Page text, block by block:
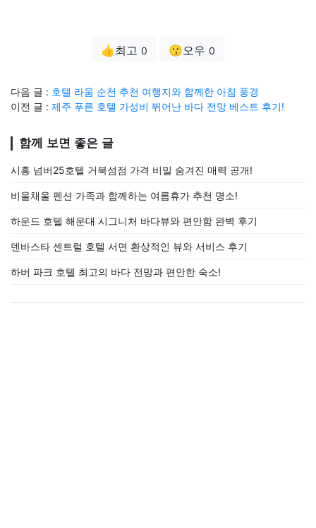
👍최고 0 😗오우 0
다음 글 : 호텔 라움 순천 추천 여행지와 함께한 아침 풍경
이전 글 : 제주 푸른 호텔 가성비 뛰어난 바다 전망 베스트 후기!
함께 보면 좋은 글
시흥 넘버25호텔 거북섬점 가격 비밀 숨겨진 매력 공개!
비울채울 펜션 가족과 함께하는 여름휴가 추천 명소!
하운드 호텔 해운대 시그니처 바다뷰와 편안함 완벽 후기
덴바스타 센트럴 호텔 서면 환상적인 뷰와 서비스 후기
하버 파크 호텔 최고의 바다 전망과 편안한 숙소!